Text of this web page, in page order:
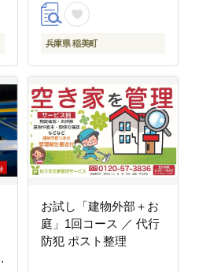
兵庫県 稲美町
お試し「建物外部＋お
庭」1回コース ／ 代行
防犯 ポスト整理